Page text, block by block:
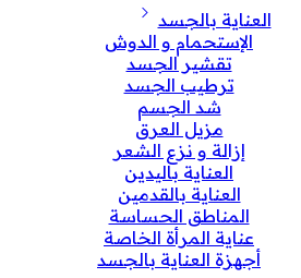
العناية بالجسد
الإستحمام و الدوش
تقشير الجسد
ترطيب الجسد
شد الجسم
مزيل العرق
إزالة و نزع الشعر
العناية باليدين
العناية بالقدمين
المناطق الحساسة
عناية المرأة الخاصة
أجهزة العناية بالجسد